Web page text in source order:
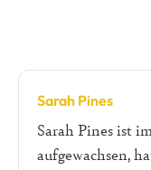
Sarah Pines
Sarah Pines ist
aufgewachsen,